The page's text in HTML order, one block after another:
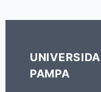
PAMPA